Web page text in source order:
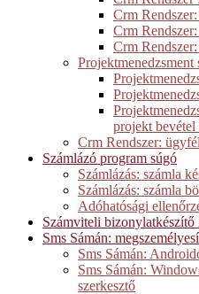
Crm
Crm
Crm
Projektmenedzsment
projekt bevétel
Crm Rendszer:
Számlázó program súgó
Számlázás: számla
Számlázás: számla
Adóhatósági
Számviteli bizonylatkészítő
Sms Sámán:
Sms Sámán:
Sms Sámán:
szerkesztő